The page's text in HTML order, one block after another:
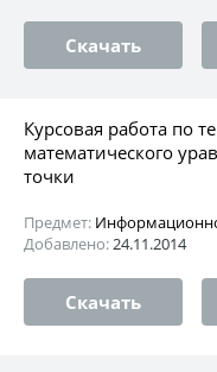
Скачать
Курсовая работа по
математического
точки
Предмет:
Добавлено:24.11.2014
Скачать